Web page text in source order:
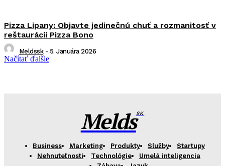
Pizza Lipany: Objavte jedinečnú chuť a rozmanitosť v
reštaurácii Pizza Bono
Meldssk - 5. Januára 2026
Načítať ďalšie
MeldsSK
Business Marketing Produkty Služby
Startupy
Nehnuteľnosti
Technológie
Umelá inteligencia